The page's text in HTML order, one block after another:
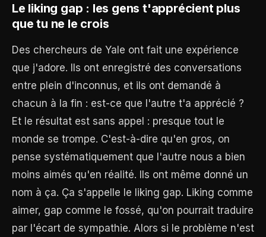
Le liking gap : les gens t'apprécient plus
que tu ne le crois
Des chercheurs de Yale ont fait une expérience
que j'adore. Ils ont enregistré des conversations
entre plein d'inconnus, et ils ont demandé à
chacun à la fin : est-ce que l'autre t'a apprécié ?
Et le résultat est sans appel : presque tout le
monde se trompe. C'est-à-dire qu'en gros, on
pense systématiquement que l'autre nous a bien
moins aimés qu'en réalité. Ils ont même donné un
nom à ça. Ça s'appelle le liking gap. Liking comme
aimer, gap comme le fossé, qu'on pourrait traduire
par l'écart de sympathie. Alors si le problème n'est